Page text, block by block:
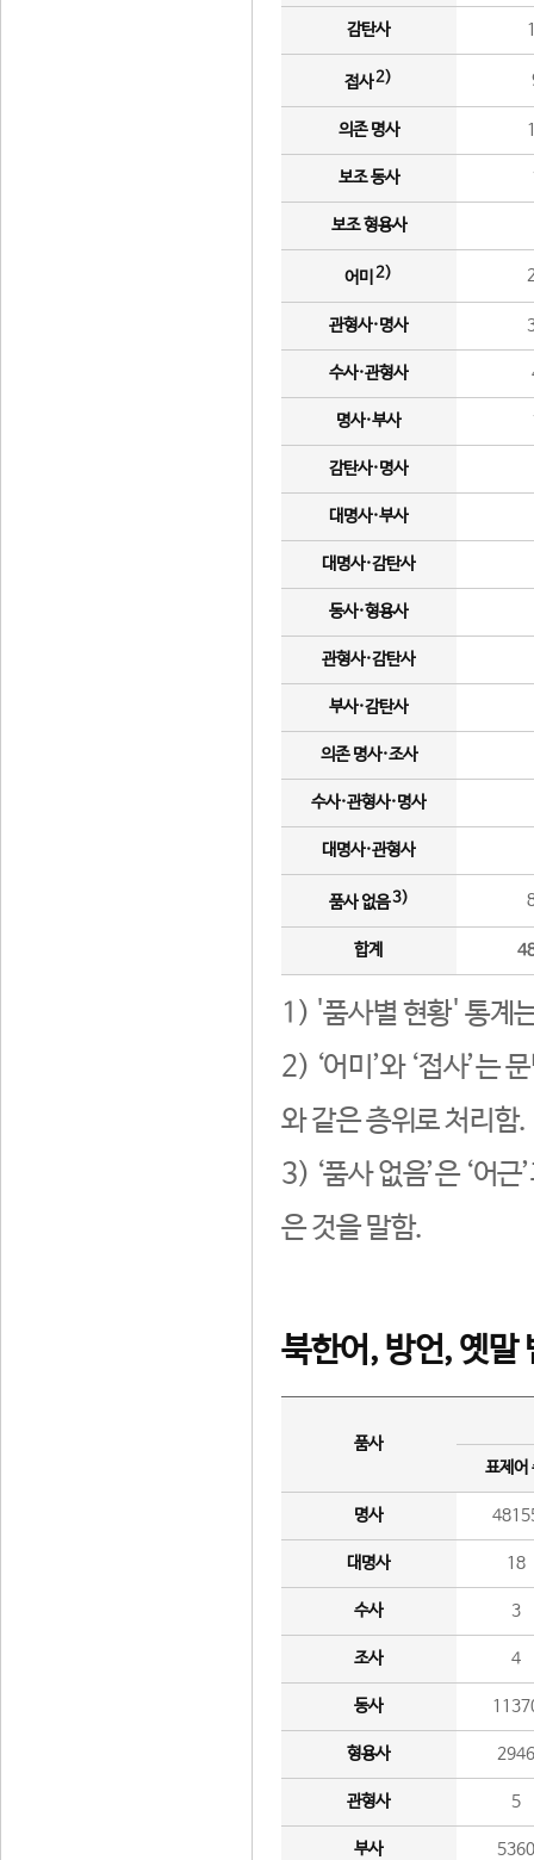
감탄사
접사2)
의존 명사
보조 동사
보조 형용사
어미 2)
관형사·명사
수사·관형사
명사·부사
감탄사·명사
대명사·부사
대명사·감탄사
동사·형용사
관형사·감탄사
부사·감탄사
의존 명사·조사
수사·관형사·명사
대명사·관형사
품사 없음3)
합계
1) '품사별 현황' 통계
2) ‘어미’와 ‘접사’는
와 같은 층위로 처리함.
3) ‘품사 없음’은 ‘어
은 것을 말함.
북한어, 방언, 옛말
품사
표제어
명사
대명사 18
수사 3
조사 4
동사
형용사 2946
관형사 5
부사 5360